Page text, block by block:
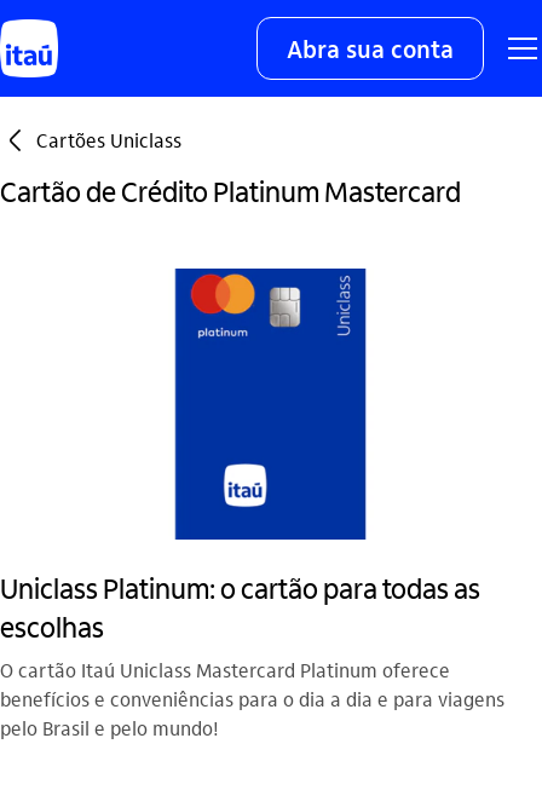
Abra sua conta
seta_esquerda Cartões Uniclass
Cartão de Crédito Platinum Mastercard
Uniclass Platinum: o cartão para todas as
escolhas
O cartão Itaú Uniclass Mastercard Platinum oferece
benefícios e conveniências para o dia a dia e para viagens
pelo Brasil e pelo mundo!